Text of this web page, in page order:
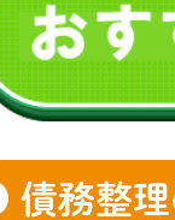
債務整